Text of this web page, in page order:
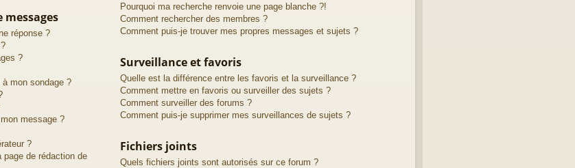
réponse ?
?
à mon sondage ?
message ?
?
de rédaction de
Pourquoi ma recherche renvoie une page blanche ?!
Comment rechercher des membres ?
Comment puis-je trouver mes propres messages et sujets ?
Surveillance et favoris
Quelle est la différence entre les favoris et la surveillance ?
Comment mettre en favoris ou surveiller des sujets ?
Comment surveiller des forums ?
Comment puis-je supprimer mes surveillances de sujets ?
Fichiers joints
Quels fichiers joints sont autorisés sur ce forum ?